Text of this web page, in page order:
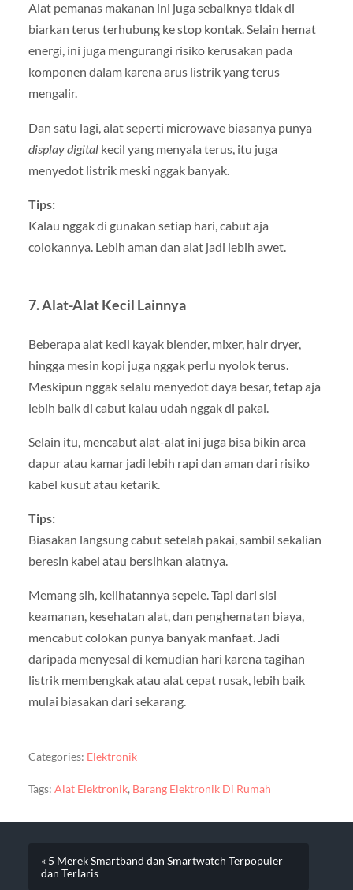
Alat pemanas makanan ini juga sebaiknya tidak di
biarkan terus terhubung ke stop kontak. Selain hemat
energi, ini juga mengurangi risiko kerusakan pada
komponen dalam karena arus listrik yang terus
mengalir.
Dan satu lagi, alat seperti microwave biasanya punya
display digitalkecil yang menyala terus, itu juga
menyedot listrik meski nggak banyak.
Tips:
Kalau nggak di gunakan setiap hari, cabut aja
colokannya. Lebih aman dan alat jadi lebih awet.
7.Alat-Alat Kecil Lainnya
Beberapa alat kecil kayak blender, mixer, hair dryer,
hingga mesin kopi juga nggak perlu nyolok terus.
Meskipun nggak selalu menyedot daya besar, tetap aja
lebih baik di cabut kalau udah nggak di pakai.
Selain itu, mencabut alat-alat ini juga bisa bikin area
dapur atau kamar jadi lebih rapi dan aman dari risiko
kabel kusut atau ketarik.
Tips:
Biasakan langsung cabut setelah pakai, sambil sekalian
beresin kabel atau bersihkan alatnya.
Memang sih, kelihatannya sepele. Tapi dari sisi
keamanan, kesehatan alat, dan penghematan biaya,
mencabut colokan punya banyak manfaat. Jadi
daripada menyesal di kemudian hari karena tagihan
listrik membengkak atau alat cepat rusak, lebih baik
mulai biasakan dari sekarang.
Categories: Elektronik
Tags: Alat Elektronik, Barang Elektronik Di Rumah
« 5 Merek Smartband dan Smartwatch Terpopuler
dan Terlaris